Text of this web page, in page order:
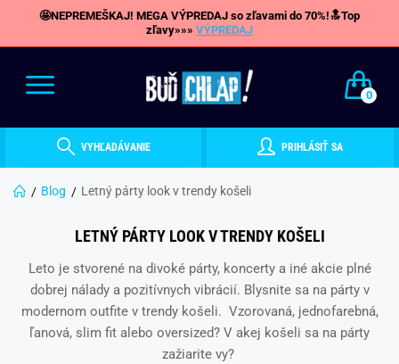
🤩NEPREMEŠKAJ! MEGA VÝPREDAJ so zľavami do 70%!🔝Top
zľavy»»» VÝPREDAJ
0
VYHĽADÁVANIE PRIHLÁSIŤ SA
Blog Letný párty look v trendy košeli
LETNÝ PÁRTY LOOK V TRENDY KOŠELI
Leto je stvorené na divoké párty, koncerty a iné akcie plné
dobrej nálady a pozitívnych vibrácií. Blysnite sa na párty v
modernom outfite v trendy košeli. Vzorovaná, jednofarebná,
ľanová, slim fit alebo oversized? V akej košeli sa na párty
zažiarite vy?